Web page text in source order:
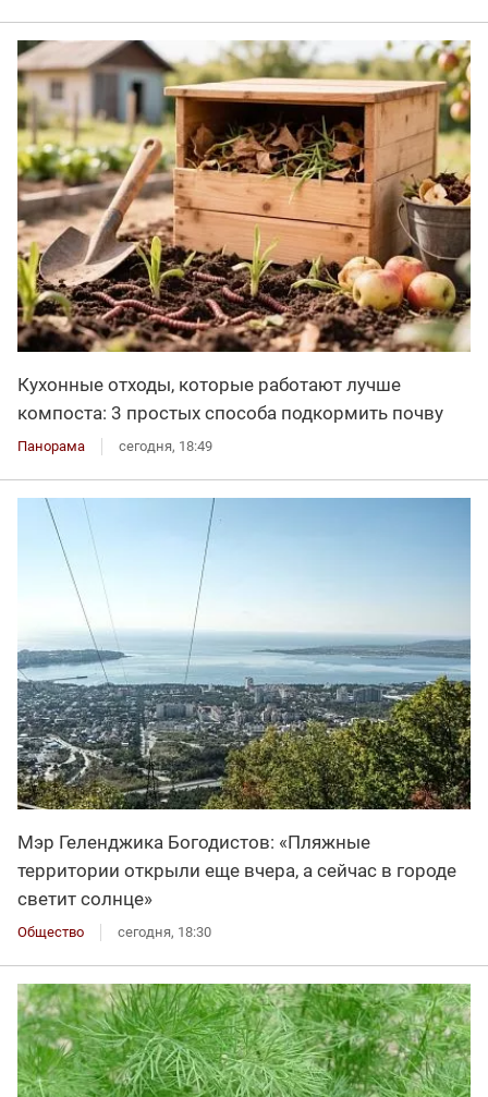
Кухонные отходы, которые работают лучше
компоста: 3 простых способа подкормить почву
Панорама сегодня, 18:49
Мэр Геленджика Богодистов: «Пляжные
территории открыли еще вчера, а сейчас в городе
светит солнце»
Общество сегодня, 18:30